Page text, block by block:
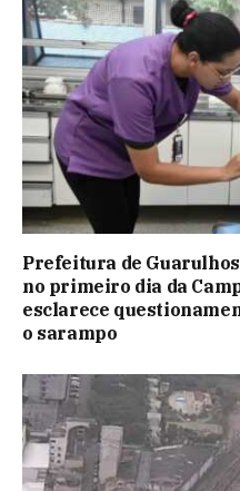
Prefeitura de
no primeiro dia da
esclarece
o sarampo